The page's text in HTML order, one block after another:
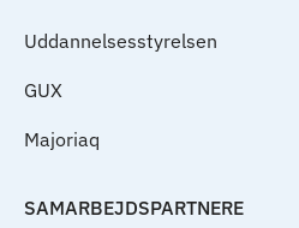
Uddannelsesstyrelsen
GUX
Majoriaq
SAMARBEJDSPARTNERE